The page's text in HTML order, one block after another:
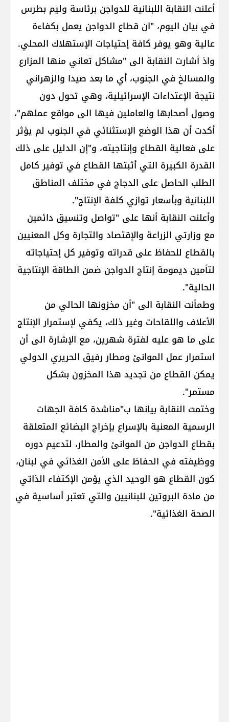
أعلنت النقابة اللبنانية للدواجن برئاسة وليم بطرس
في بيان اليوم، "ان قطاع الدواجن يعمل بكفاءة
عالية وهو يوفر كافة إحتياجات الإستهلاك المحلي.
واذ أشارت النقابة الى "مشاكل تعاني منها المزارع
والمسالخ في الجنوب، أي ما بعد صيدا والزهراني
نتيجة الإعتداءات الإسرائيلية، وهي تحول دون
وصول أصحابها والعاملين فيها الى مواقع عملهم"،
أكدت أن هذا الوضع الإستثنائي في الجنوب لم يؤثر
على فعالية القطاع وإنتاجيته، و"إن الدليل على ذلك
القدرة الكبيرة التي أثبتها القطاع في توفير كامل
الطلب الحاصل على الدجاج في مختلف المناطق
اللبنانية وبأسعار توازي كلفة الإنتاج".
وأعلنت النقابة أنها على "تواصل وتنسيق دائمين
مع وزارتي الزراعة والإقتصاد والتجارة وكل المعنيين
بالقطاع للحفاظ على قدراته وتوفير كل إحتياجاته
لتأمين ديمومة إنتاج الدواجن ضمن الطاقة الإنتاجية
الحالية".
وطمأنت النقابة الى "أن مخزونها الحالي من
الأعلاف واللقاحات وغير ذلك، يكفي لإستمرار الإنتاج
على ما هو عليه لفترة شهرين، مع الإشارة الى أن
استمرار عمل الموانئ ومطار رفيق الحريري الدولي
يمكن القطاع من تجديد هذا المخزون بشكل
مستمر".
وختمت النقابة بيانها ب"مناشدة كافة الجهات
الرسمية المعنية بالإسراع بإخراج البضائع المتعلقة
بقطاع الدواجن من الموانئ والمطار، لتدعيم دوره
ووظيفته في الحفاظ على الأمن الغذائي في لبنان،
كون القطاع هو الوحيد الذي يؤمن الإكتفاء الذاتي
من مادة البروتين للبنانيين والتي تعتبر أساسية في
الصحة الغذائية".